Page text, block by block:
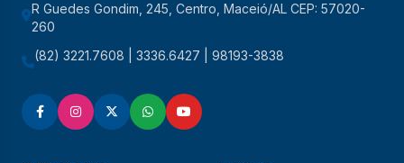
R Guedes Gondim, 245, Centro, Maceió/AL CEP: 57020-
260
(82) 3221.7608 | 3336.6427 | 98193-3838